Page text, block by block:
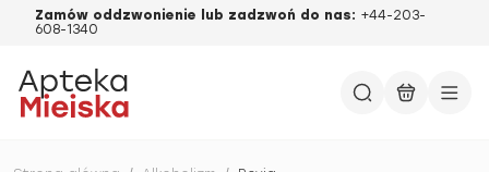
Zamów oddzwonienie lub zadzwoń do nas: +44-203-
608-1340